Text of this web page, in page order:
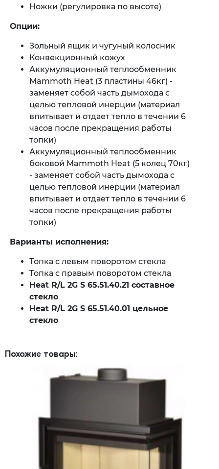
Ножки (регулировка по высоте)
Опции:
Зольный ящик и чугуный колосник
Конвекционный кожух
Аккумуляционный теплообменник
Mammoth Heat (3 пластины 46кг) -
заменяет собой часть дымохода с
целью тепловой инерции (материал
впитывает и отдает тепло в течении 6
часов после прекращения работы
топки)
Аккумуляционный теплообменник
боковой Mammoth Heat (5 колец 70кг)
- заменяет собой часть дымохода с
целью тепловой инерции (материал
впитывает и отдает тепло в течении 6
часов после прекращения работы
топки)
Варианты исполнения:
Топка с левым поворотом стекла
Топка с правым поворотом стекла
Heat R/L 2G S 65.51.40.21 составное
стекло
Heat R/L 2G S 65.51.40.01 цельное
стекло
Похожие товары: